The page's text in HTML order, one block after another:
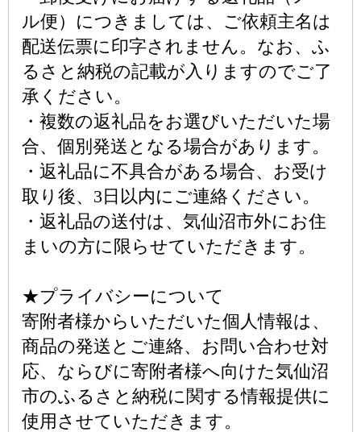
ル便）につきましては、ご依頼主名は
配送伝票に印字されません。なお、ふ
るさと納税の記載が入りますのでご了
承ください。
・複数の返礼品をお選びいただいた場
合、個別発送となる場合があります。
・返礼品に不具合がある場合、お受け
取り後、3日以内にご連絡ください。
・返礼品の送付は、気仙沼市外にお住
まいの方に限らせていただきます。
★プライバシーについて
寄附者様からいただいた個人情報は、
商品の発送とご連絡、お問い合わせ対
応、ならびに寄附者様へ向けた気仙沼
市のふるさと納税に関する情報提供に
使用させていただきます。